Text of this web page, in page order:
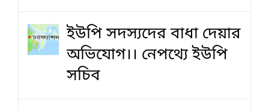
ইউপি সদস্যদের বাধা দেয়ার
অভিযোগ।। নেপথ্যে ইউপি
সচিব